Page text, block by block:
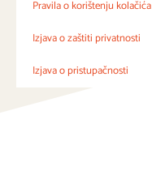
Pravila o korištenju kolačića
Izjava o zaštiti privatnosti
Izjava o pristupačnosti